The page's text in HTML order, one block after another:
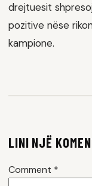
drejtuesit
pozitive nëse
kampione.
LINI NJË
Comment *